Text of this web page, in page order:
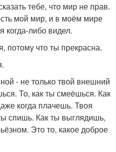
тебе, что мир не прав.
мой мир, и в моём мире
когда-либо видел.
что ты прекрасна.
- не только твой внешний
То, как ты смеёшься. Как
когда плачешь. Твоя
спишь. Как ты выглядишь,
Это то, какое доброе